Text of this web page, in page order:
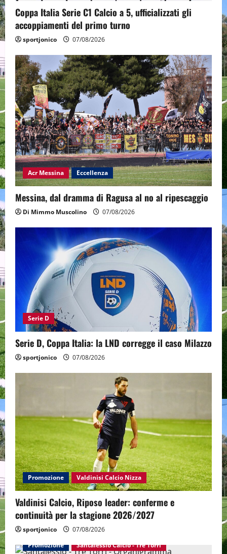
Coppa Italia Serie C1 Calcio a 5, ufficializzati gli
accoppiamenti del primo turno
sportjonico 07/08/2026
Acr Messina Eccellenza
Messina, dal dramma di Ragusa al no al ripescaggio
Di Mimmo Muscolino 07/08/2026
Serie D
Serie D, Coppa Italia: la LND corregge il caso Milazzo
sportjonico 07/08/2026
Promozione Valdinisi Calcio Nizza
Valdinisi Calcio, Riposo leader: conferme e
continuità per la stagione 2026/2027
sportjonico
07/08/2026
Promozione
Santalessio Calcio - Tre Torri